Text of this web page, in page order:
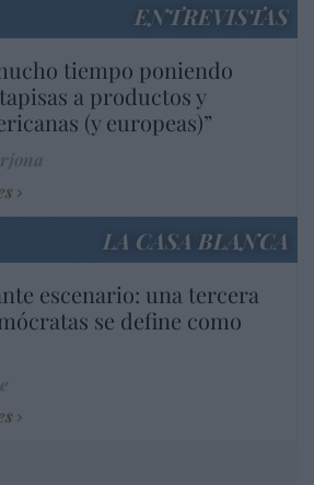
ENTREVISTAS
tiempo poniendo
a productos y
(y europeas)”
LA CASA BLANCA
escenario: una tercera
se define como